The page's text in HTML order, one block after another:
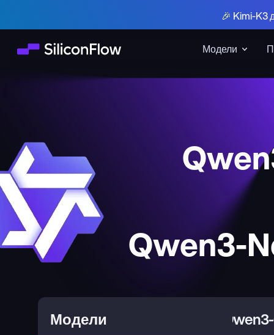
Модели
🎉 Kimi-K3
Qwen3-
Модели